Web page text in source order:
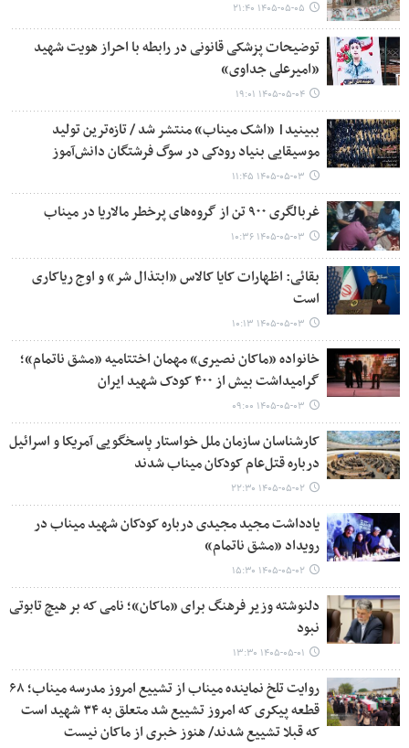
۱۴۰۵-۰۵-۰۵ ۲۱:۴۰
توضیحات پزشکی قانونی در رابطه با احراز هویت شهید
«امیرعلی جداوی»
۱۴۰۵-۰۵-۰۴ ۱۹:۰۱
ببینید| «اشک میناب» منتشر شد / تازه‌ترین تولید
موسیقایی بنیاد رودکی در سوگ فرشتگان دانش‌آموز
۱۴۰۵-۰۵-۰۳ ۱۱:۴۵
غربالگری ۹۰۰ تن از گروه‌های پرخطر مالاریا در میناب
۱۴۰۵-۰۵-۰۳ ۱۰:۳۶
بقائی: اظهارات کایا کالاس «ابتذال شر» و اوج ریاکاری
است
۱۴۰۵-۰۵-۰۳ ۱۰:۱۳
خانواده «ماکان نصیری» مهمان اختتامیه «مشق ناتمام»؛
گرامیداشت بیش از ۴۰۰ کودک شهید ایران
۱۴۰۵-۰۵-۰۳ ۰۹:۰۰
کارشناسان سازمان ملل خواستار پاسخگویی آمریکا و اسرائیل
درباره قتل‌عام کودکان میناب شدند
۱۴۰۵-۰۵-۰۲ ۲۲:۳۰
یادداشت مجید مجیدی درباره کودکان شهید میناب در
رویداد «مشق ناتمام»​​​​​​​
۱۴۰۵-۰۵-۰۲ ۱۵:۳۰
دلنوشته وزیر فرهنگ برای «ماکان»؛ نامی که بر هیچ تابوتی
نبود
۱۴۰۵-۰۵-۰۱ ۱۳:۳۰
روایت تلخ نماینده میناب از تشییع امروز مدرسه میناب؛ ۶۸
قطعه پیکری که امروز تشییع شد متعلق به ۳۴ شهید است
که قبلا تشییع شدند/ هنوز خبری از ماکان نیست